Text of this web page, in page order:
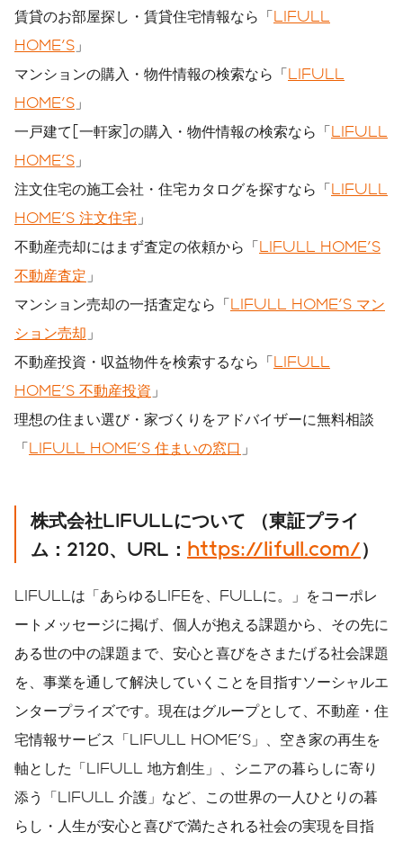
賃貸のお部屋探し・賃貸住宅情報なら「LIFULL
HOME'S 」
マンションの購入・物件情報の検索なら「LIFULL
HOME'S 」
一戸建て[一軒家]の購入・物件情報の検索なら「LIFULL
HOME'S 」
注文住宅の施工会社・住宅カタログを探すなら「LIFULL
HOME'S 注文住宅 」
不動産売却にはまず査定の依頼から「LIFULL HOME'S
不動産査定 」
マンション売却の一括査定なら「LIFULL HOME'S マン
ション売却 」
不動産投資・収益物件を検索するなら「LIFULL
HOME'S 不動産投資 」
理想の住まい選び・家づくりをアドバイザーに無料相談
「LIFULL HOME'S 住まいの窓口 」
株式会社LIFULLについて
（東証プライ
ム： 2120、 URL ： https://lifull.com/）
LIFULLは「あらゆるLIFEを、FULLに。」をコーポレ
ートメッセージに掲げ、個人が抱える課題から、その先に
ある世の中の課題まで、安心と喜びをさまたげる社会課題
を、事業を通して解決していくことを目指すソーシャルエ
ンタープライズです。現在はグループとして、不動産・住
宅情報サービス「LIFULL HOME'S」、空き家の再生を
軸とした「LIFULL 地方創生」、シニアの暮らしに寄り
添う「LIFULL 介護」など、この世界の一人ひとりの暮
らし・人生が安心と喜びで満たされる社会の実現を目指